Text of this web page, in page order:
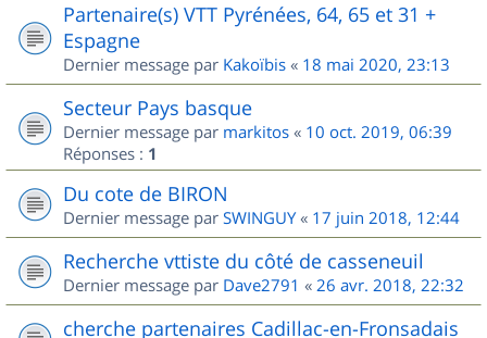
Partenaire(s) VTT Pyrénées, 64, 65 et 31 +
Espagne
Dernier message par Kakoïbis « 18 mai 2020, 23:13
Secteur Pays basque
Dernier message par markitos « 10 oct. 2019, 06:39
Réponses : 1
Du cote de BIRON
Dernier message par SWINGUY« 17 juin 2018, 12:44
Recherche vttiste du côté de casseneuil
Dernier message par Dave2791 « 26 avr. 2018, 22:32
cherche partenaires Cadillac-en-Fronsadais